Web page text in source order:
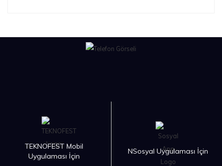
TEKNOFEST Mobil
Uygulaması İçin
NSosyal Uygulaması İçin